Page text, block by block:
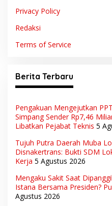
Privacy Policy
Redaksi
Terms of Service
Berita Terbaru
Pengakuan Mengejutkan
Simpang Sender Rp7,46
Libatkan Pejabat Teknis 5
Tujuh Putra Daerah Muba
Disnakertrans: Bukti SDM
Kerja 5 Agustus 2026
Mengaku Sakit Saat
Istana Bersama Presiden?
Agustus 2026